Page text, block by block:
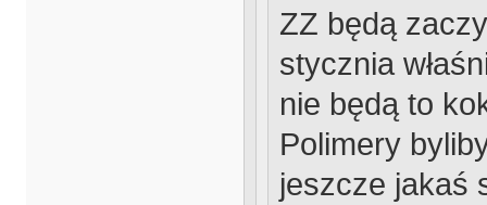
ZZ będą
stycznia
nie będą to
Polimery
jeszcze jakaś